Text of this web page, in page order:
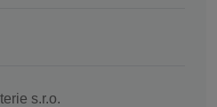
s.r.o.